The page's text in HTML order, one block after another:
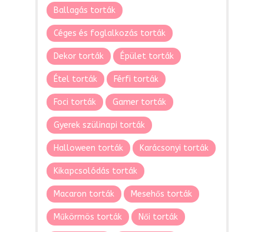
Ballagás torták
Céges és foglalkozás torták
Dekor torták Épület torták
Étel torták Férfi torták
Foci torták Gamer torták
Gyerek szülinapi torták
Halloween torták Karácsonyi torták
Kikapcsolódás torták
Macaron torták Mesehős torták
Műkörmös torták Női torták